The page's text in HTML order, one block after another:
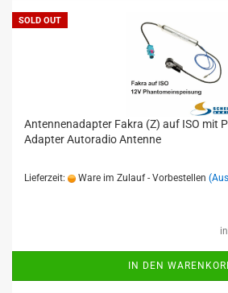
SOLD OUT
Antennenadapter Fakra (Z) auf ISO mit
Adapter Autoradio Antenne
Lieferzeit: Ware im Zulauf - Vorbestellen
IN DEN